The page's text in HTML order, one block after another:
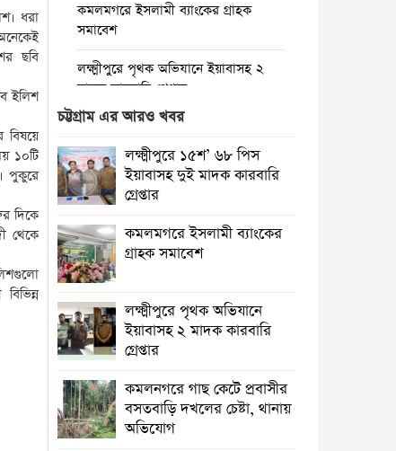
ধরা
ছবি
ইলিশ
১০টি
পুকুরে
দিকে
থেকে
কমলমগরে ইসলামী ব্যাংকের গ্রাহক
সমাবেশ ‎
লক্ষ্মীপুরে পৃথক অভিযানে ইয়াবাসহ ২
মাদক কারবারি গ্রেপ্তার
কমলনগরে গাছ কেটে প্রবাসীর বসতবাড়ি
‎দখলের চেষ্টা, থানায় অভিযোগ
রায়পুরে জেলের বাড়ি থেকে দেশীয় অস্ত্র
উদ্ধার, তদন্তে পুলিশ
রায়পুরে অস্বাস্থ্যকর ভেজাল ও নকল শিশু
খাদ্যে ছয়লাব
কমলনগরে পুড়ে ছাই একটি জেলে
পরিবারে স্বপ্ন
লক্ষ্মীপুরে ভেজাল ঘি’র কারখানায়
অভিযান, ৩লাখ টাকা জরিমানা
কমলনগরে জুলাই শহিদ দিবস উপলক্ষে
আলোচনা সভা
চট্টগ্রাম এর আরও খবর
লক্ষ্মীপুরে ১৫শ’ ৬৮ পিস
ইয়াবাসহ দুই মাদক কারবারি
গ্রেপ্তার
কমলমগরে ইসলামী ব্যাংকের
গ্রাহক সমাবেশ ‎
লক্ষ্মীপুরে পৃথক অভিযানে
ইয়াবাসহ ২ মাদক কারবারি
গ্রেপ্তার
কমলনগরে গাছ কেটে প্রবাসীর
বসতবাড়ি ‎দখলের চেষ্টা, থানায়
অভিযোগ